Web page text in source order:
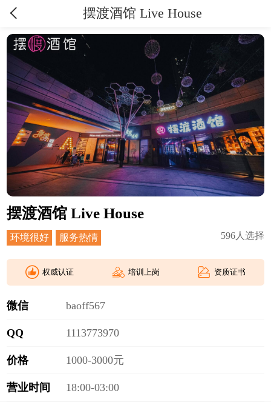
摆渡酒馆 Live House
摆渡酒馆 Live House
环境很好 服务热情 596人选择
权威认证 培训上岗 资质证书
微信 baoff567
QQ 1113773970
价格 1000-3000元
营业时间 18:00-03:00